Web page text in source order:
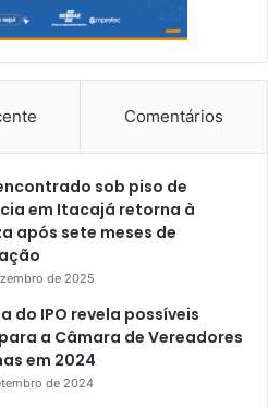
Comentários
sob piso de
em Itacajá retorna à
após sete meses de
de 2025
do IPO revela possíveis
a Câmara de Vereadores
em 2024
de 2024